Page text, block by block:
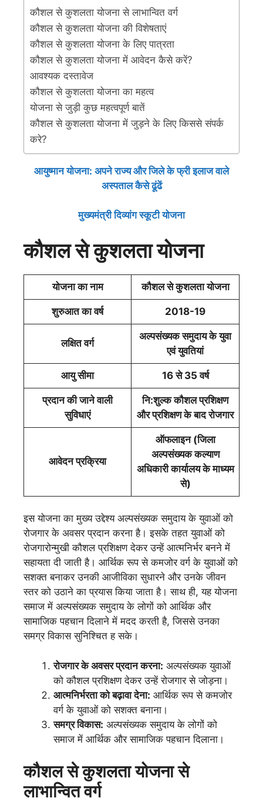
कौशल से कुशलता योजना से लाभान्वित वर्ग
कौशल से कुशलता योजना की विशेषताएं
कौशल से कुशलता योजना के लिए पात्रता
कौशल से कुशलता योजना में आवेदन कैसे करें?
आवश्यक दस्तावेज
कौशल से कुशलता योजना का महत्व
योजना से जुड़ी कुछ महत्वपूर्ण बातें
कौशल से कुशलता योजना में जुड़ने के लिए किससे संपर्क
करे?
आयुष्मान योजना: अपने राज्य और जिले के फ्री इलाज वाले
अस्पताल कैसे ढूंढें
मुख्यमंत्री दिव्यांग स्कूटी योजना
कौशल से कुशलता योजना
योजना का नाम कौशल से कुशलता योजना
शुरुआत का वर्ष 2018-19
लक्षित वर्ग
अल्पसंख्यक समुदाय के युवा
एवं युवतियां
आयु सीमा 16 से 35 वर्ष
प्रदान की जाने वाली
सुविधाएं
नि:शुल्क कौशल प्रशिक्षण
और प्रशिक्षण के बाद रोजगार
आवेदन प्रक्रिया
ऑफलाइन (जिला
अल्पसंख्यक कल्याण
अधिकारी कार्यालय के माध्यम
से)
इस योजना का मुख्य उद्देश्य अल्पसंख्यक समुदाय के युवाओं को
रोजगार के अवसर प्रदान करना है। इसके तहत युवाओं को
रोजगारोन्मुखी कौशल प्रशिक्षण देकर उन्हें आत्मनिर्भर बनने में
सहायता दी जाती है। आर्थिक रूप से कमजोर वर्ग के युवाओं को
सशक्त बनाकर उनकी आजीविका सुधारने और उनके जीवन
स्तर को उठाने का प्रयास किया जाता है। साथ ही, यह योजना
समाज में अल्पसंख्यक समुदाय के लोगों को आर्थिक और
सामाजिक पहचान दिलाने में मदद करती है, जिससे उनका
समग्र विकास सुनिश्चित ह सके।
रोजगार के अवसर प्रदान करना: अल्पसंख्यक युवाओं
को कौशल प्रशिक्षण देकर उन्हें रोजगार से जोड़ना।
आत्मनिर्भरता को बढ़ावा देना: आर्थिक रूप से कमजोर
वर्ग के युवाओं को सशक्त बनाना।
समग्र विकास: अल्पसंख्यक समुदाय के लोगों को
समाज में आर्थिक और सामाजिक पहचान दिलाना।
कौशल से कुशलता योजनासे
लाभान्वित वर्ग